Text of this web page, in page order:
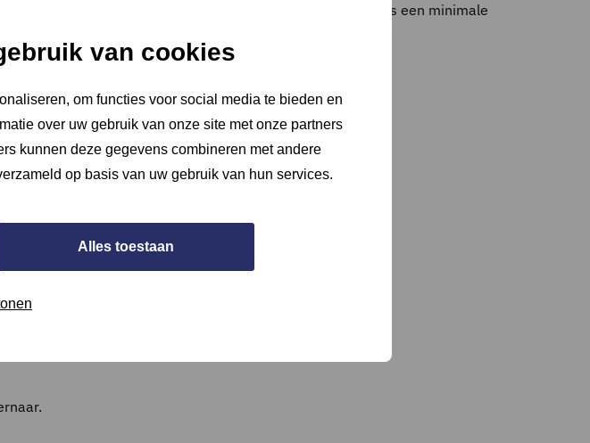
van cookies
om functies voor social media te bieden en
over uw gebruik van onze site met onze partners
kunnen deze gegevens combineren met andere
op basis van uw gebruik van hun services.
Alles toestaan
Volgens het Besluit bouwwerken leefomgeving (Bbl) is een minimale